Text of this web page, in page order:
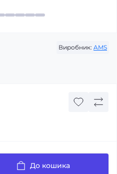
Виробник: AMS
До кошика